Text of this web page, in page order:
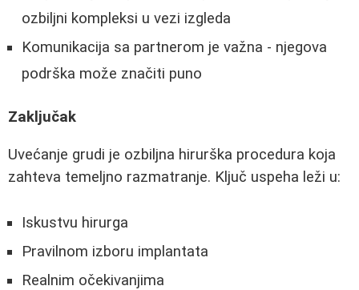
ozbiljni kompleksi u vezi izgleda
Komunikacija sa partnerom je važna - njegova
podrška može značiti puno
Zaključak
Uvećanje grudi je ozbiljna hirurška procedura koja
zahteva temeljno razmatranje. Ključ uspeha leži u:
Iskustvu hirurga
Pravilnom izboru implantata
Realnim očekivanjima